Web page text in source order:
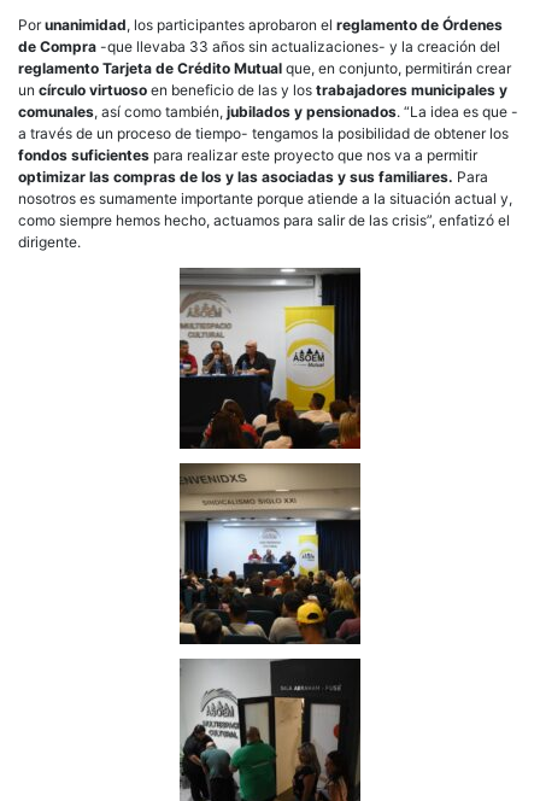
Porunanimidad, los participantes aprobaron el reglamento de Órdenes
de Compra -que llevaba 33 años sin actualizaciones- y la creación del
reglamento Tarjeta de Crédito Mutual que, en conjunto, permitirán crear
un círculo virtuoso en beneficio de las y los trabajadores municipales y
comunales, así como también, jubilados y pensionados. “La idea es que -
a través de un proceso de tiempo- tengamos la posibilidad de obtener los
fondos suficientes para realizar este proyecto que nos va a permitir
optimizar las compras de los y las asociadas y sus familiares. Para
nosotros es sumamente importante porque atiende a la situación actual y,
como siempre hemos hecho, actuamos para salir de las crisis”, enfatizó el
dirigente.